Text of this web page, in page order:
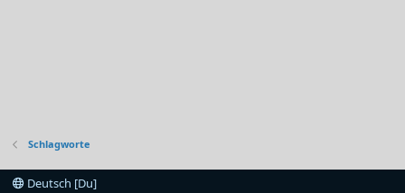
Schlagworte
Deutsch [Du]